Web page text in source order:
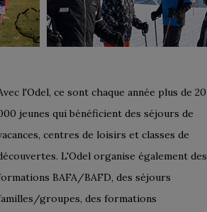
l'Odel, ce sont chaque année plus de 20
jeunes qui bénéficient des séjours de
centres de loisirs et classes de
L'Odel organise également des
BAFA/BAFD, des séjours
groupes, des formations